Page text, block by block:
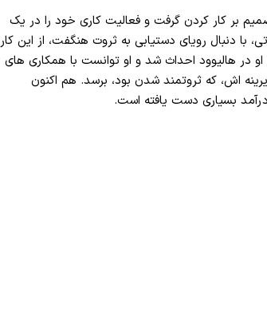
بر کار کردن گرفت و فعالیت کاری خود را در یک
با دنبال رویای دستیابی به ثروت هنگفت، از این کار
در هالیوود احداث شد و او توانست با همکاری های
اش، که ثروتمند شدن بود، برسد. هم اکنون
درآمد بسیاری دست یافته است.